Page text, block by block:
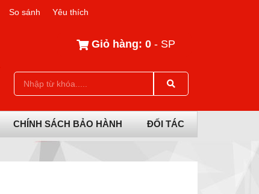
So sánh Yêu thích
Giỏ hàng: 0 - SP
CHÍNH SÁCH BẢO HÀNH ĐỐI TÁC